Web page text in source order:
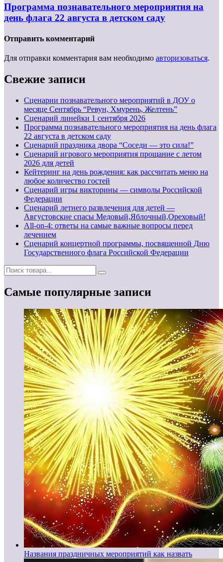
Программа познавательного мероприятия на
день флага 22 августа в детском саду
Отправить комментарий
Для отправки комментария вам необходимо авторизоваться.
Свежие записи
Сценарии познавательного мероприятий в ДОУ о
месяце Сентябрь “Ревун, Хмурень, Желтень”
Cценарий линейки 1 сентября 2026
Программа познавательного мероприятия на день флага
22 августа в детском саду
Сценарий праздника двора “Соседи — это сила!”
Сценарий игрового мероприятия прощание с летом
2026 для детей
Кейтеринг на день рождения: как рассчитать меню на
любое количество гостей
Сценарий игры викторины — символы Российской
Федерации
Сценарий летнего развлечения для детей —
Августовские спасы Медовый,Яблочный,Ореховый!
All-on-4: ответы на самые важные вопросы перед
лечением
Сценарий концертной программы, посвященной Дню
Государственного флага Российской Федерации
Самые популярные записи
Названия праздничных мероприятий как назвать